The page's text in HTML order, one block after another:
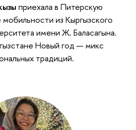
приехала в Питерскую
из Кыргызского
имени Ж. Баласагына.
Новый год — микс
традиций.